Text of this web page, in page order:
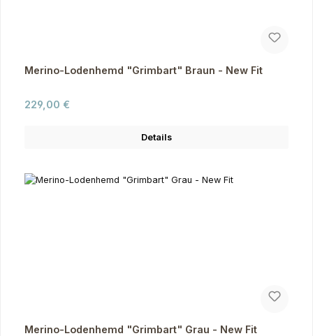
Merino-Lodenhemd "Grimbart" Braun - New Fit
Regulärer Preis:
229,00 €
Details
Merino-Lodenhemd "Grimbart" Grau - New Fit